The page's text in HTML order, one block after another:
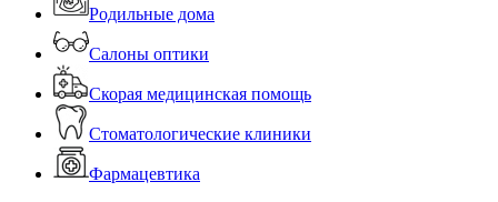
Родильные дома
Салоны оптики
Скорая медицинская помощь
Стоматологические клиники
Фармацевтика